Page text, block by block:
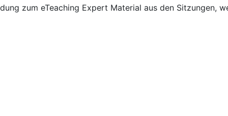
zum eTeaching Expert Material aus den Sitzungen,